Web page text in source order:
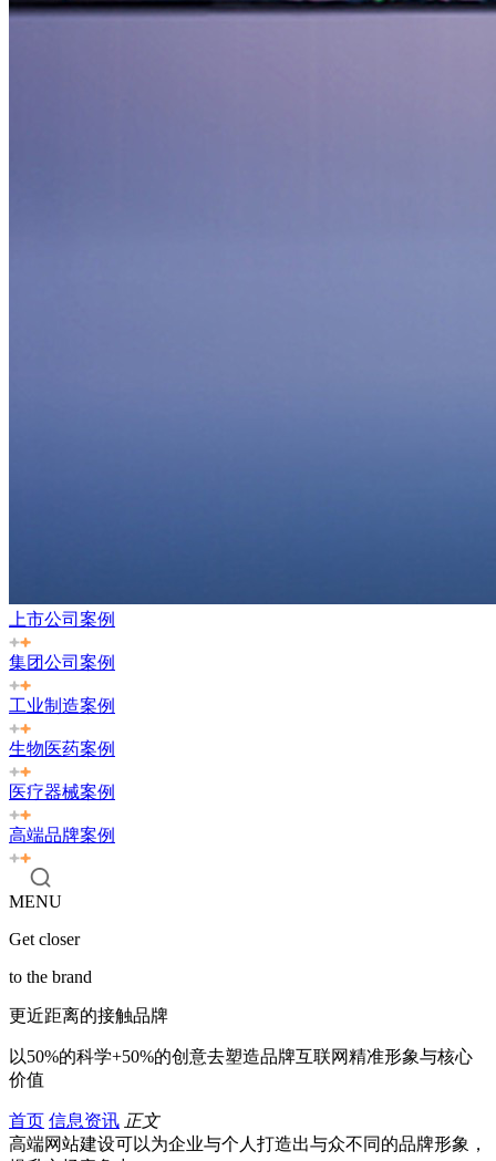
上市公司案例
集团公司案例
工业制造案例
生物医药案例
医疗器械案例
高端品牌案例
MENU
Get closer
to the brand
更近距离的接触品牌
以50%的科学+50%的创意去塑造品牌互联网精准形象与核心
价值
首页 信息资讯 正文
高端网站建设可以为企业与个人打造出与众不同的品牌形象，